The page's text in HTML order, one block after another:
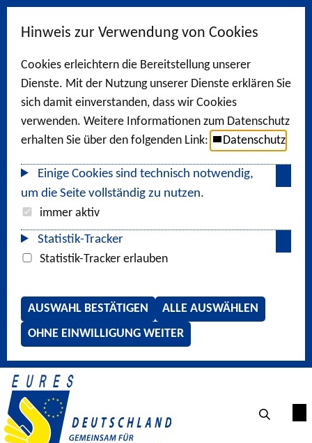
Hinweis zur Verwendung von Cookies
Cookies erleichtern die Bereitstellung unserer
Dienste. Mit der Nutzung unserer Dienste erklären Sie
sich damit einverstanden, dass wir Cookies
verwenden. Weitere Informationen zum Datenschutz
erhalten Sie über den folgenden Link:
Datenschutz
Einige Cookies sind technisch notwendig,
um die Seite vollständig zu nutzen.
immer aktiv
Statistik-Tracker
Statistik-Tracker erlauben
AUSWAHL BESTÄTIGEN
ALLE AUSWÄHLEN
OHNE EINWILLIGUNG WEITER